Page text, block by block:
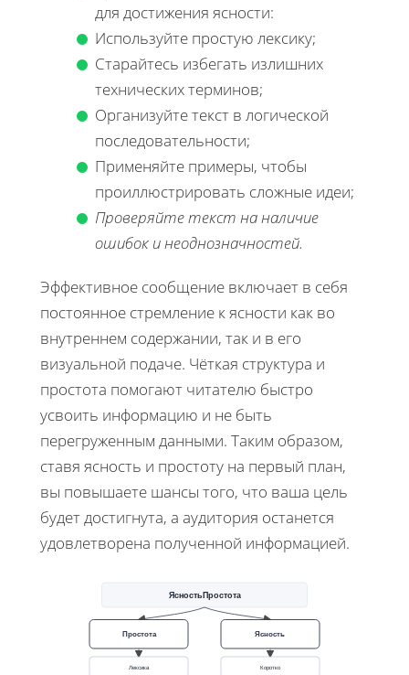
для достижения ясности:
Используйте простую лексику;
Старайтесь избегать излишних
технических терминов;
Организуйте текст в логической
последовательности;
Применяйте примеры, чтобы
проиллюстрировать сложные идеи;
Проверяйте текст на наличие
ошибок и неоднозначностей.
Эффективное сообщение включает в себя
постоянное стремление к ясности как во
внутреннем содержании, так и в его
визуальной подаче. Чёткая структура и
простота помогают читателю быстро
усвоить информацию и не быть
перегруженным данными. Таким образом,
ставя ясность и простоту на первый план,
вы повышаете шансы того, что ваша цель
будет достигнута, а аудитория останется
удовлетворена полученной информацией.
ЯсностьПростота
Простота Ясность
Лексика Коротко